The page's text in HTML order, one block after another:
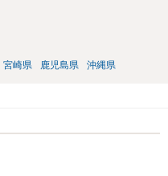
宮崎県 鹿児島県 沖縄県